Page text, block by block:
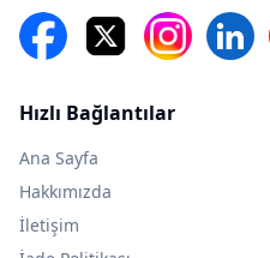
Hızlı Bağlantılar
Ana Sayfa
Hakkımızda
İletişim